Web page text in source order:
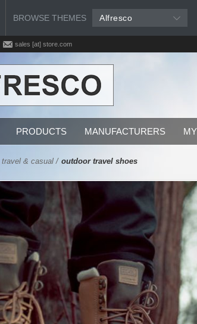
BROWSE THEMES Alfresco
sales [at] store.com
PRODUCTS MANUFACTURERS
travel & casual / outdoor travel shoes